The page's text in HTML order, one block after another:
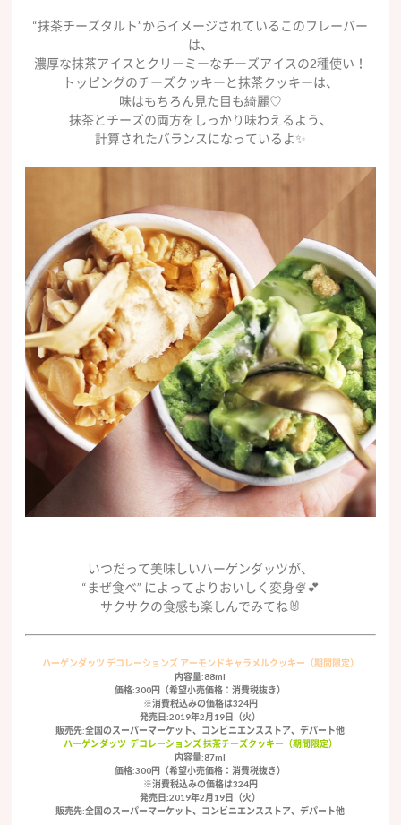
“抹茶チーズタルト”からイメージされているこのフレーバー
は、
濃厚な抹茶アイスとクリーミーなチーズアイスの2種使い！
トッピングのチーズクッキーと抹茶クッキーは、
味はもちろん見た目も綺麗♡
抹茶とチーズの両方をしっかり味わえるよう、
計算されたバランスになっているよ✨
いつだって美味しいハーゲンダッツが、
“まぜ食べ” によってよりおいしく変身🍨💕
サクサクの食感も楽しんでみてね🐰
ハーゲンダッツ デコレーションズ アーモンドキャラメルクッキー（期間限定）
内容量:88ml
価格:300円（希望小売価格：消費税抜き）
※消費税込みの価格は324円
発売日:2019年2月19日（火）
販売先:全国のスーパーマーケット、コンビニエンスストア、デパート他
ハーゲンダッツ デコレーションズ 抹茶チーズクッキー（期間限定）
内容量:87ml
価格:300円（希望小売価格：消費税抜き）
※消費税込みの価格は324円
発売日:2019年2月19日（火）
販売先:全国のスーパーマーケット、コンビニエンスストア、デパート他